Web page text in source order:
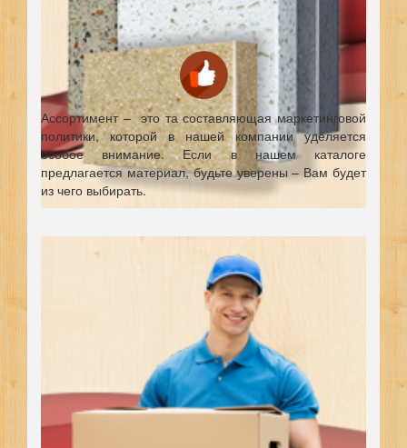
Ассортимент – это та составляющая маркетинговой
политики, которой в нашей компании уделяется
особое внимание. Если в нашем каталоге
предлагается материал, будьте уверены – Вам будет
из чего выбирать.